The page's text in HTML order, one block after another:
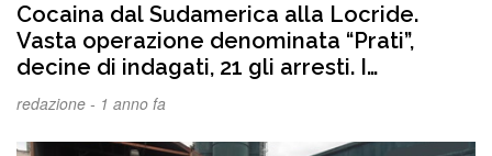
Cocaina dal Sudamerica alla Locride.
Vasta operazione denominata “Prati”,
decine di indagati, 21 gli arresti. I
DETTAGLI e VIDEO
redazione - 1 anno fa